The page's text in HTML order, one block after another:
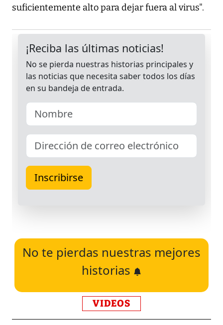
suficientemente alto para dejar fuera al virus".
No te pierdas nuestras mejores
historias
VIDEOS